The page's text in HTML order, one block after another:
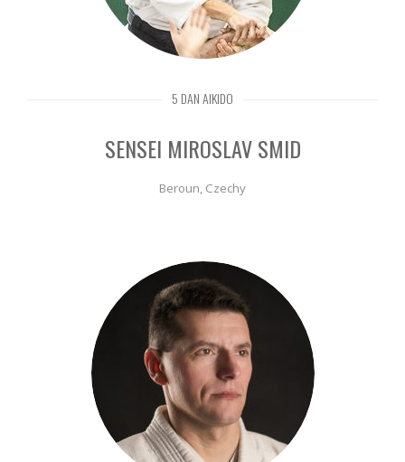
5 DAN AIKIDO
SENSEI MIROSLAV SMID
Beroun, Czechy